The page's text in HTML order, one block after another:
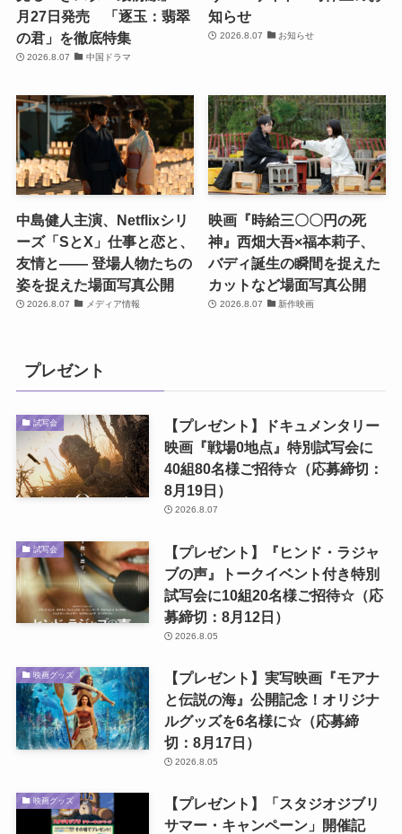
月27日発売 「逐玉：翡翠
の君」を徹底特集
2026.8.07 中国ドラマ
知らせ
2026.8.07 お知らせ
中島健人主演、Netflixシリ
ーズ「SとX」仕事と恋と、
友情と―― 登場人物たちの
姿を捉えた場面写真公開
2026.8.07 メディア情報
映画『時給三〇〇円の死
神』西畑大吾×福本莉子、
バディ誕生の瞬間を捉えた
カットなど場面写真公開
2026.8.07 新作映画
プレゼント
試写会
【プレゼント】ドキュメンタリー
映画『戦場0地点』特別試写会に
40組80名様ご招待☆（応募締切：
8月19日）
2026.8.07
試写会
【プレゼント】『ヒンド・ラジャ
ブの声』トークイベント付き特別
試写会に10組20名様ご招待☆（応
募締切：8月12日）
2026.8.05
映画グッズ
【プレゼント】実写映画『モアナ
と伝説の海』公開記念！オリジナ
ルグッズを6名様に☆（応募締
切：8月17日）
2026.8.05
映画グッズ
【プレゼント】「スタジオジブリ
サマー・キャンペーン」開催記